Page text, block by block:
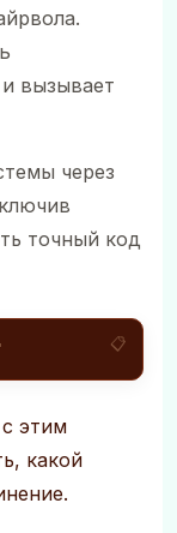
вызывает
через
точный код
этим
какой